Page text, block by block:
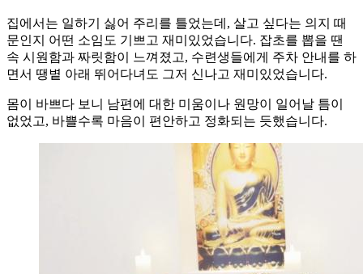
집에서는 일하기 싫어 주리를 틀었는데, 살고 싶다는 의지 때
문인지 어떤 소임도 기쁘고 재미있었습니다. 잡초를 뽑을 땐
속 시원함과 짜릿함이 느껴졌고, 수련생들에게 주차 안내를 하
면서 땡볕 아래 뛰어다녀도 그저 신나고 재미있었습니다.
몸이 바쁘다 보니 남편에 대한 미움이나 원망이 일어날 틈이
없었고, 바쁠수록 마음이 편안하고 정화되는 듯했습니다.